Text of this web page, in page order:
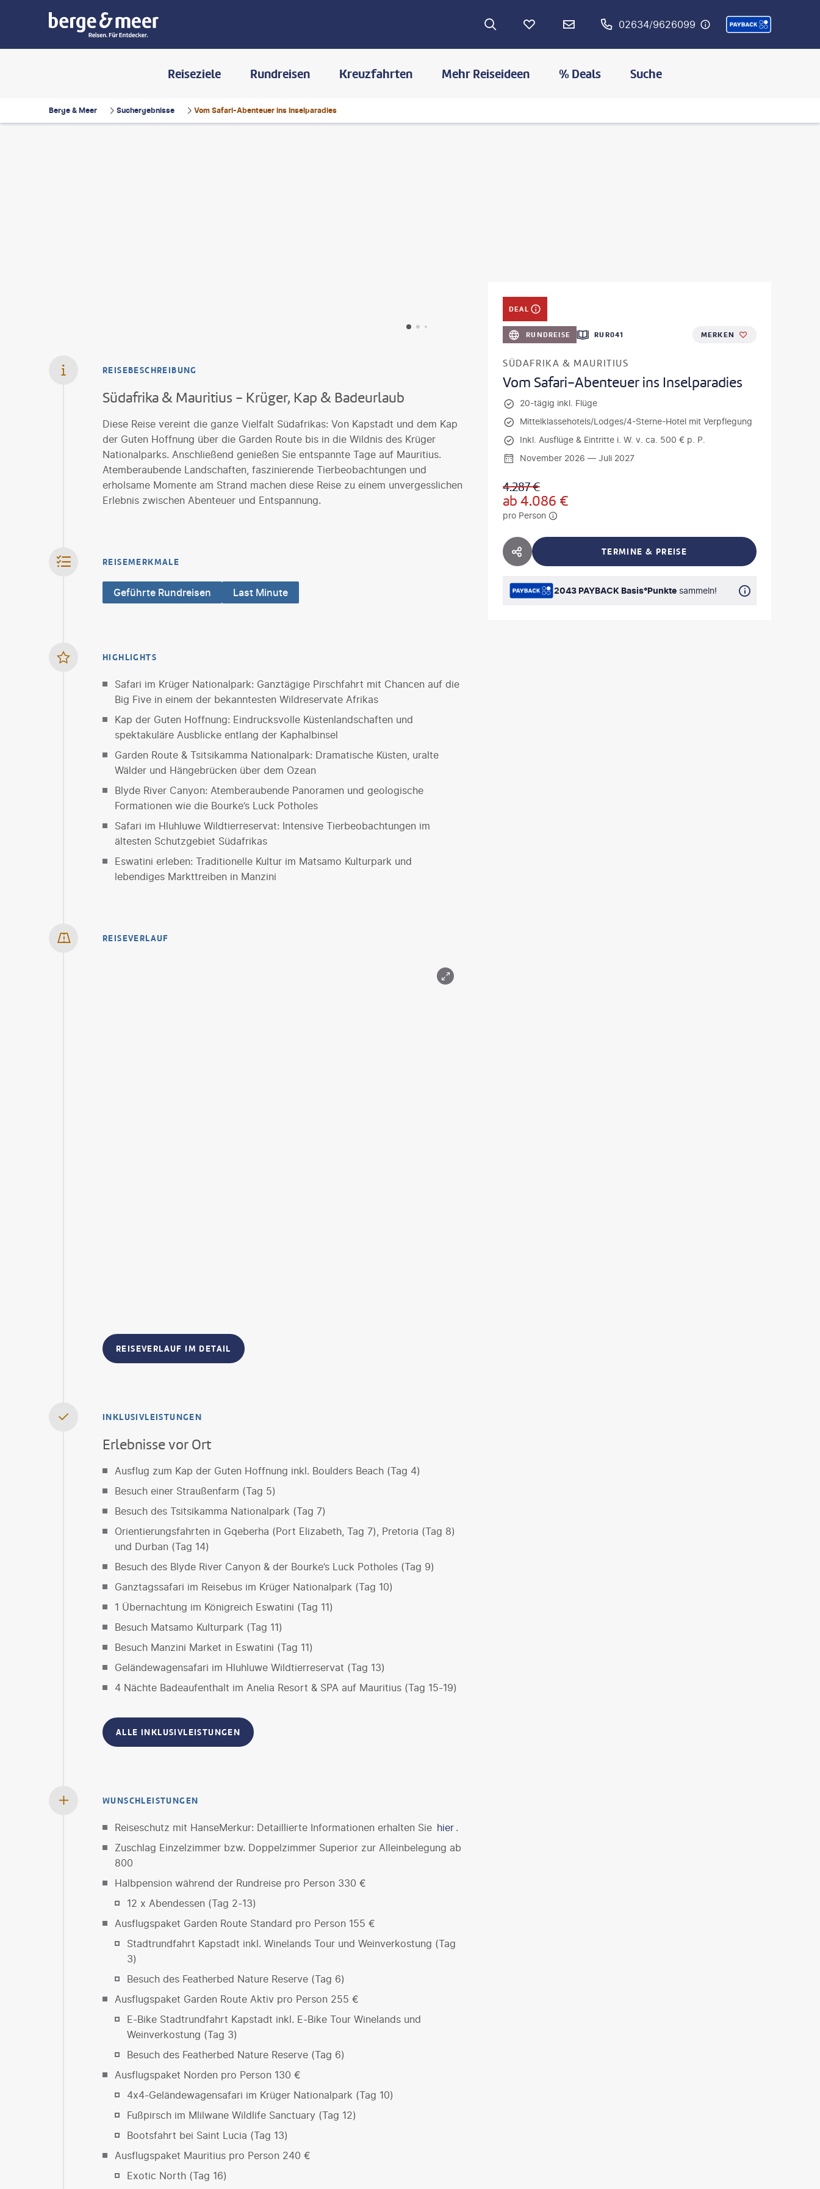
02634/9626099
Reiseziele Rundreisen Kreuzfahrten Mehr Reiseideen % Deals Suche
Berge & Meer Suchergebnisse Vom Safari-Abenteuer ins Inselparadies
DEAL
RUNDREISE RUR041 MERKEN
SÜDAFRIKA & MAURITIUS
Vom Safari-Abenteuer ins Inselparadies
20-tägig inkl. Flüge
Mittelklassehotels/Lodges/4-Sterne-Hotel mit Verpflegung
Inkl. Ausflüge & Eintritte i. W. v. ca. 500 € p. P.
November 2026 — Juli 2027
4.287€
ab4.086 €
pro Person
HOTEL TEILEN TERMINE & PREISE
2043 PAYBACK Basis°Punkte sammeln!
REISEBESCHREIBUNG
Südafrika & Mauritius - Krüger, Kap & Badeurlaub
Diese Reise vereint die ganze Vielfalt Südafrikas: Von Kapstadt und dem Kap
der Guten Hoffnung über die Garden Route bis in die Wildnis des Krüger
Nationalparks. Anschließend genießen Sie entspannte Tage auf Mauritius.
Atemberaubende Landschaften, faszinierende Tierbeobachtungen und
erholsame Momente am Strand machen diese Reise zu einem unvergesslichen
Erlebnis zwischen Abenteuer und Entspannung.
REISEMERKMALE
Geführte Rundreisen Last Minute
HIGHLIGHTS
Safari im Krüger Nationalpark: Ganztägige Pirschfahrt mit Chancen auf die
Big Five in einem der bekanntesten Wildreservate Afrikas
Kap der Guten Hoffnung: Eindrucksvolle Küstenlandschaften und
spektakuläre Ausblicke entlang der Kaphalbinsel
Garden Route & Tsitsikamma Nationalpark: Dramatische Küsten, uralte
Wälder und Hängebrücken über dem Ozean
Blyde River Canyon: Atemberaubende Panoramen und geologische
Formationen wie die Bourke’s Luck Potholes
Safari im Hluhluwe Wildtierreservat: Intensive Tierbeobachtungen im
ältesten Schutzgebiet Südafrikas
Eswatini erleben: Traditionelle Kultur im Matsamo Kulturpark und
lebendiges Markttreiben in Manzini
REISEVERLAUF
REISEVERLAUF IM DETAIL
INKLUSIVLEISTUNGEN
Erlebnisse vor Ort
Ausflug zum Kap der Guten Hoffnung inkl. Boulders Beach (Tag 4)
Besuch einer Straußenfarm (Tag 5)
Besuch des Tsitsikamma Nationalpark (Tag 7)
Orientierungsfahrten in Gqeberha (Port Elizabeth, Tag 7), Pretoria (Tag 8)
und Durban (Tag 14)
Besuch des Blyde River Canyon & der Bourke’s Luck Potholes (Tag 9)
Ganztagssafari im Reisebus im Krüger Nationalpark (Tag 10)
1 Übernachtung im Königreich Eswatini (Tag 11)
Besuch Matsamo Kulturpark (Tag 11)
Besuch Manzini Market in Eswatini (Tag 11)
Geländewagensafari im Hluhluwe Wildtierreservat (Tag 13)
4 Nächte Badeaufenthalt im Anelia Resort & SPA auf Mauritius (Tag 15-19)
ALLE INKLUSIVLEISTUNGEN
WUNSCHLEISTUNGEN
Reiseschutz mit HanseMerkur: Detaillierte Informationen erhalten Sie hier .
Zuschlag Einzelzimmer bzw. Doppelzimmer Superior zur Alleinbelegung ab
800
Halbpension während der Rundreise pro Person 330 €
12 x Abendessen (Tag 2-13)
Ausflugspaket Garden Route Standard pro Person 155 €
Stadtrundfahrt Kapstadt inkl. Winelands Tour und Weinverkostung (Tag
3)
Besuch des Featherbed Nature Reserve (Tag 6)
Ausflugspaket Garden Route Aktiv pro Person 255 €
E-Bike Stadtrundfahrt Kapstadt inkl. E-Bike Tour Winelands und
Weinverkostung (Tag 3)
Besuch des Featherbed Nature Reserve (Tag 6)
Ausflugspaket Norden pro Person 130 €
4x4-Geländewagensafari im Krüger Nationalpark (Tag 10)
Fußpirsch im Mlilwane Wildlife Sanctuary (Tag 12)
Bootsfahrt bei Saint Lucia (Tag 13)
Ausflugspaket Mauritius pro Person 240 €
Exotic North (Tag 16)